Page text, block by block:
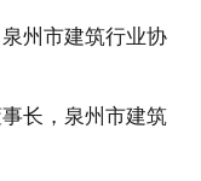
州市建筑行业协
长，泉州市建筑